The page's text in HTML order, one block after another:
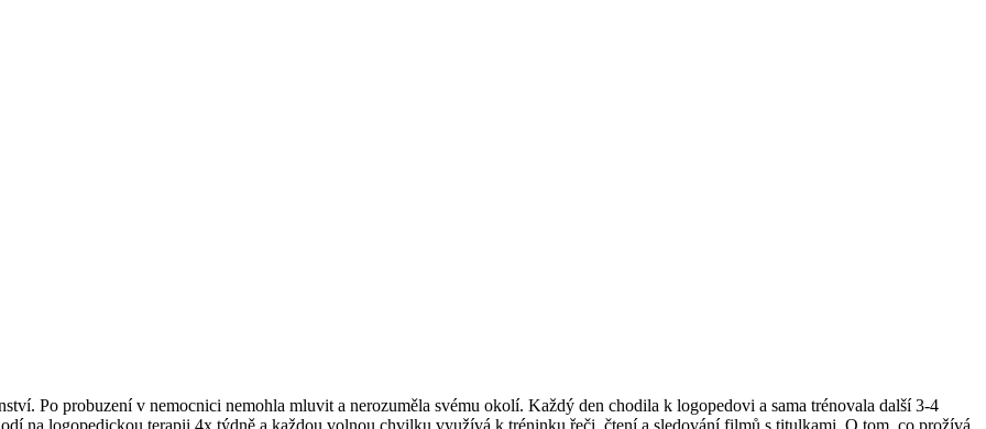
Po probuzení v nemocnici nemohla mluvit a nerozuměla svému okolí. Každý den chodila k logopedovi a sama trénovala další 3-4
na logopedickou terapii 4x týdně a každou volnou chvilku využívá k tréninku řeči, čtení a sledování filmů s titulkami. O tom, co prožívá,